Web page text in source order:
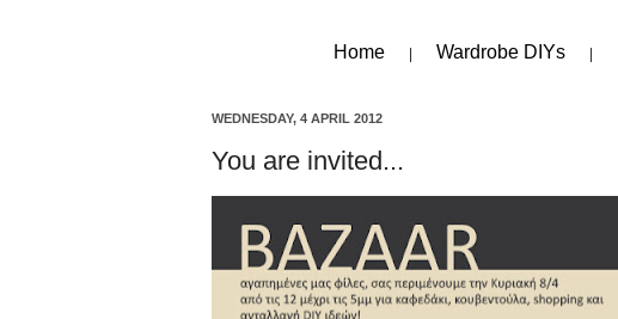
Home Wardrobe DIYs
WEDNESDAY, 4 APRIL 2012
You are invited...